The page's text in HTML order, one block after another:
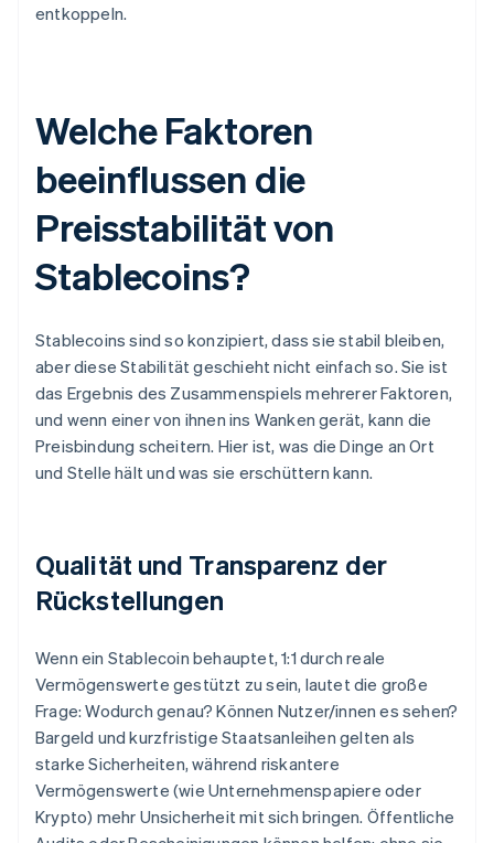
entkoppeln.
Welche Faktoren
beeinflussen die
Preisstabilität von
Stablecoins?
Stablecoins sind so konzipiert, dass sie stabil bleiben,
aber diese Stabilität geschieht nicht einfach so. Sie ist
das Ergebnis des Zusammenspiels mehrerer Faktoren,
und wenn einer von ihnen ins Wanken gerät, kann die
Preisbindung scheitern. Hier ist, was die Dinge an Ort
und Stelle hält und was sie erschüttern kann.
Qualität und Transparenz der
Rückstellungen
Wenn ein Stablecoin behauptet, 1:1 durch reale
Vermögenswerte gestützt zu sein, lautet die große
Frage: Wodurch genau? Können Nutzer/innen es sehen?
Bargeld und kurzfristige Staatsanleihen gelten als
starke Sicherheiten, während riskantere
Vermögenswerte (wie Unternehmenspapiere oder
Krypto) mehr Unsicherheit mit sich bringen. Öffentliche